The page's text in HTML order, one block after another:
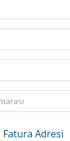
Fatura Adresi